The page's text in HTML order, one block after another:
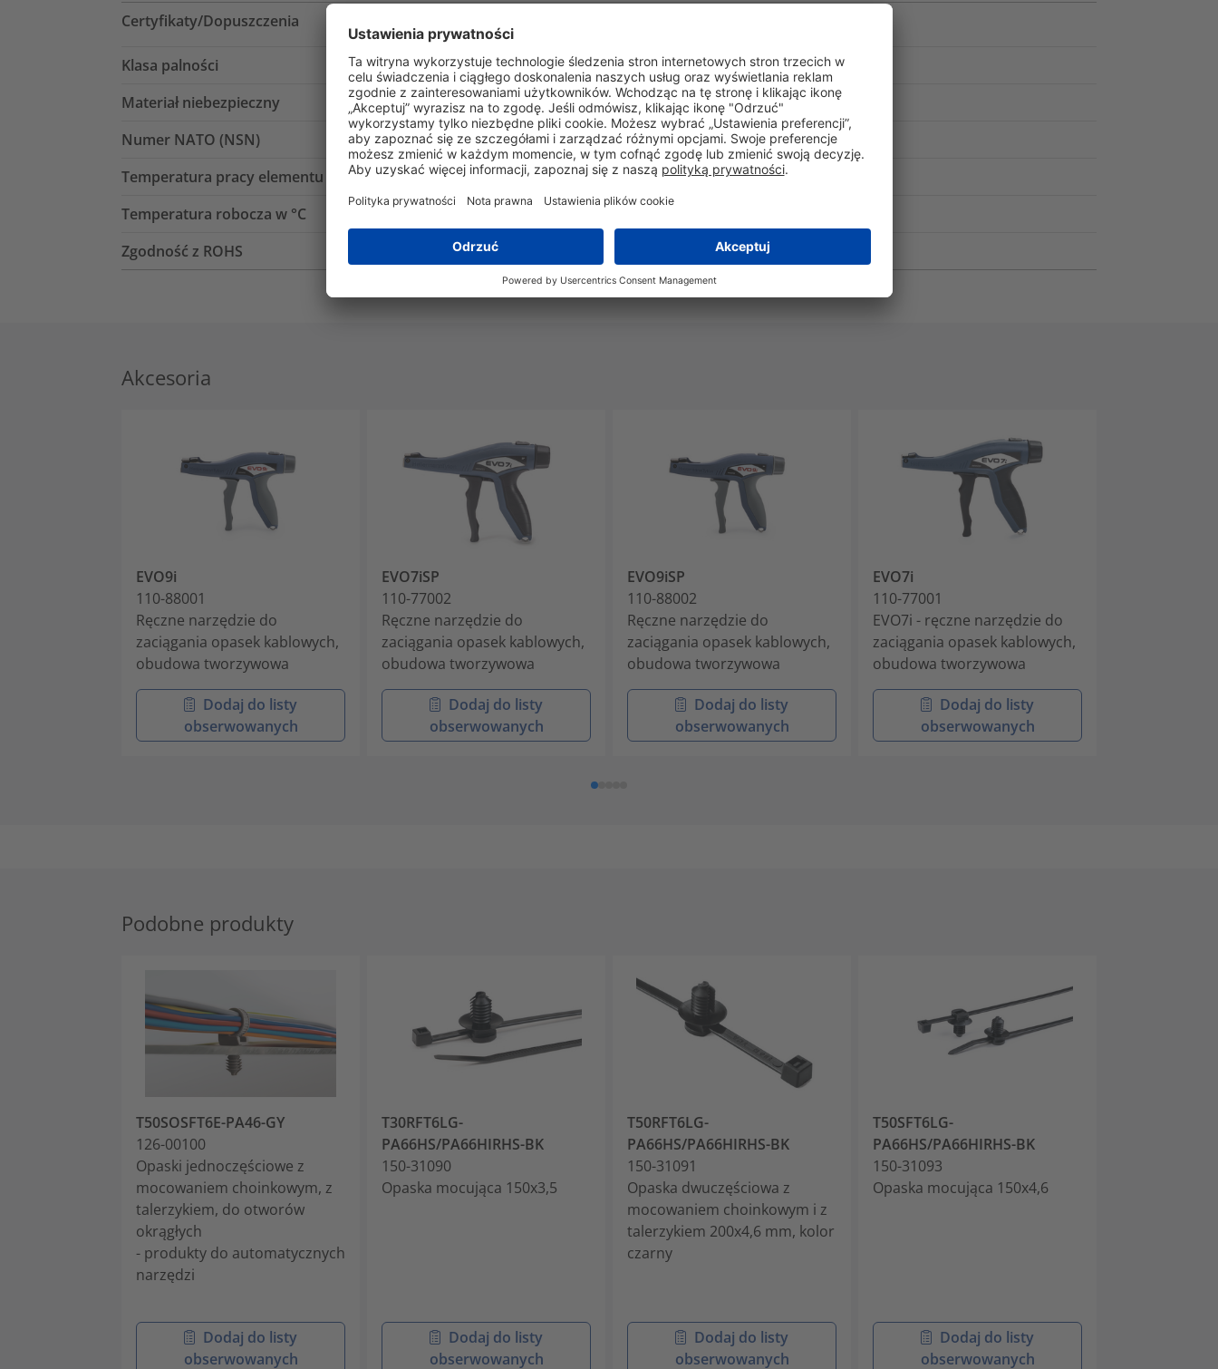
Certyfikaty/Dopuszczenia
Klasa palności
UL 94 HB
Materiał niebezpieczny
Nie
Numer NATO (NSN)
5975-12-359-0620
Temperatura pracy elementu mocującego (°C)
-40°C do +105°C
Temperatura robocza w °C
-40°C do +105°C
Zgodność z ROHS
Tak
Akcesoria
EVO9i
110-88001
Ręczne narzędzie do
zaciągania opasek kablowych,
obudowa tworzywowa
Dodaj do listy
obserwowanych
EVO7iSP
110-77002
Ręczne narzędzie do
zaciągania opasek kablowych,
obudowa tworzywowa
Dodaj do listy
obserwowanych
EVO9iSP
110-88002
Ręczne narzędzie do
zaciągania opasek kablowych,
obudowa tworzywowa
Dodaj do listy
obserwowanych
EVO7i
110-77001
EVO7i - ręczne narzędzie do
zaciągania opasek kablowych,
obudowa tworzywowa
Dodaj do listy
obserwowanych
Podobne produkty
T50SOSFT6E-PA46-GY
126-00100
Opaski jednoczęściowe z
mocowaniem choinkowym, z
talerzykiem, do otworów
okrągłych
- produkty do automatycznych
narzędzi
Dodaj do listy
obserwowanych
T30RFT6LG-
PA66HS/PA66HIRHS-BK
150-31090
Opaska mocująca 150x3,5
Dodaj do listy
obserwowanych
T50RFT6LG-
PA66HS/PA66HIRHS-BK
150-31091
Opaska dwuczęściowa z
mocowaniem choinkowym i z
talerzykiem 200x4,6 mm, kolor
czarny
Dodaj do listy
obserwowanych
T50SFT6LG-
PA66HS/PA66HIRHS-BK
150-31093
Opaska mocująca 150x4,6
Dodaj do listy
obserwowanych